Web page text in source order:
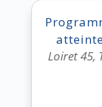
Loiret 45,